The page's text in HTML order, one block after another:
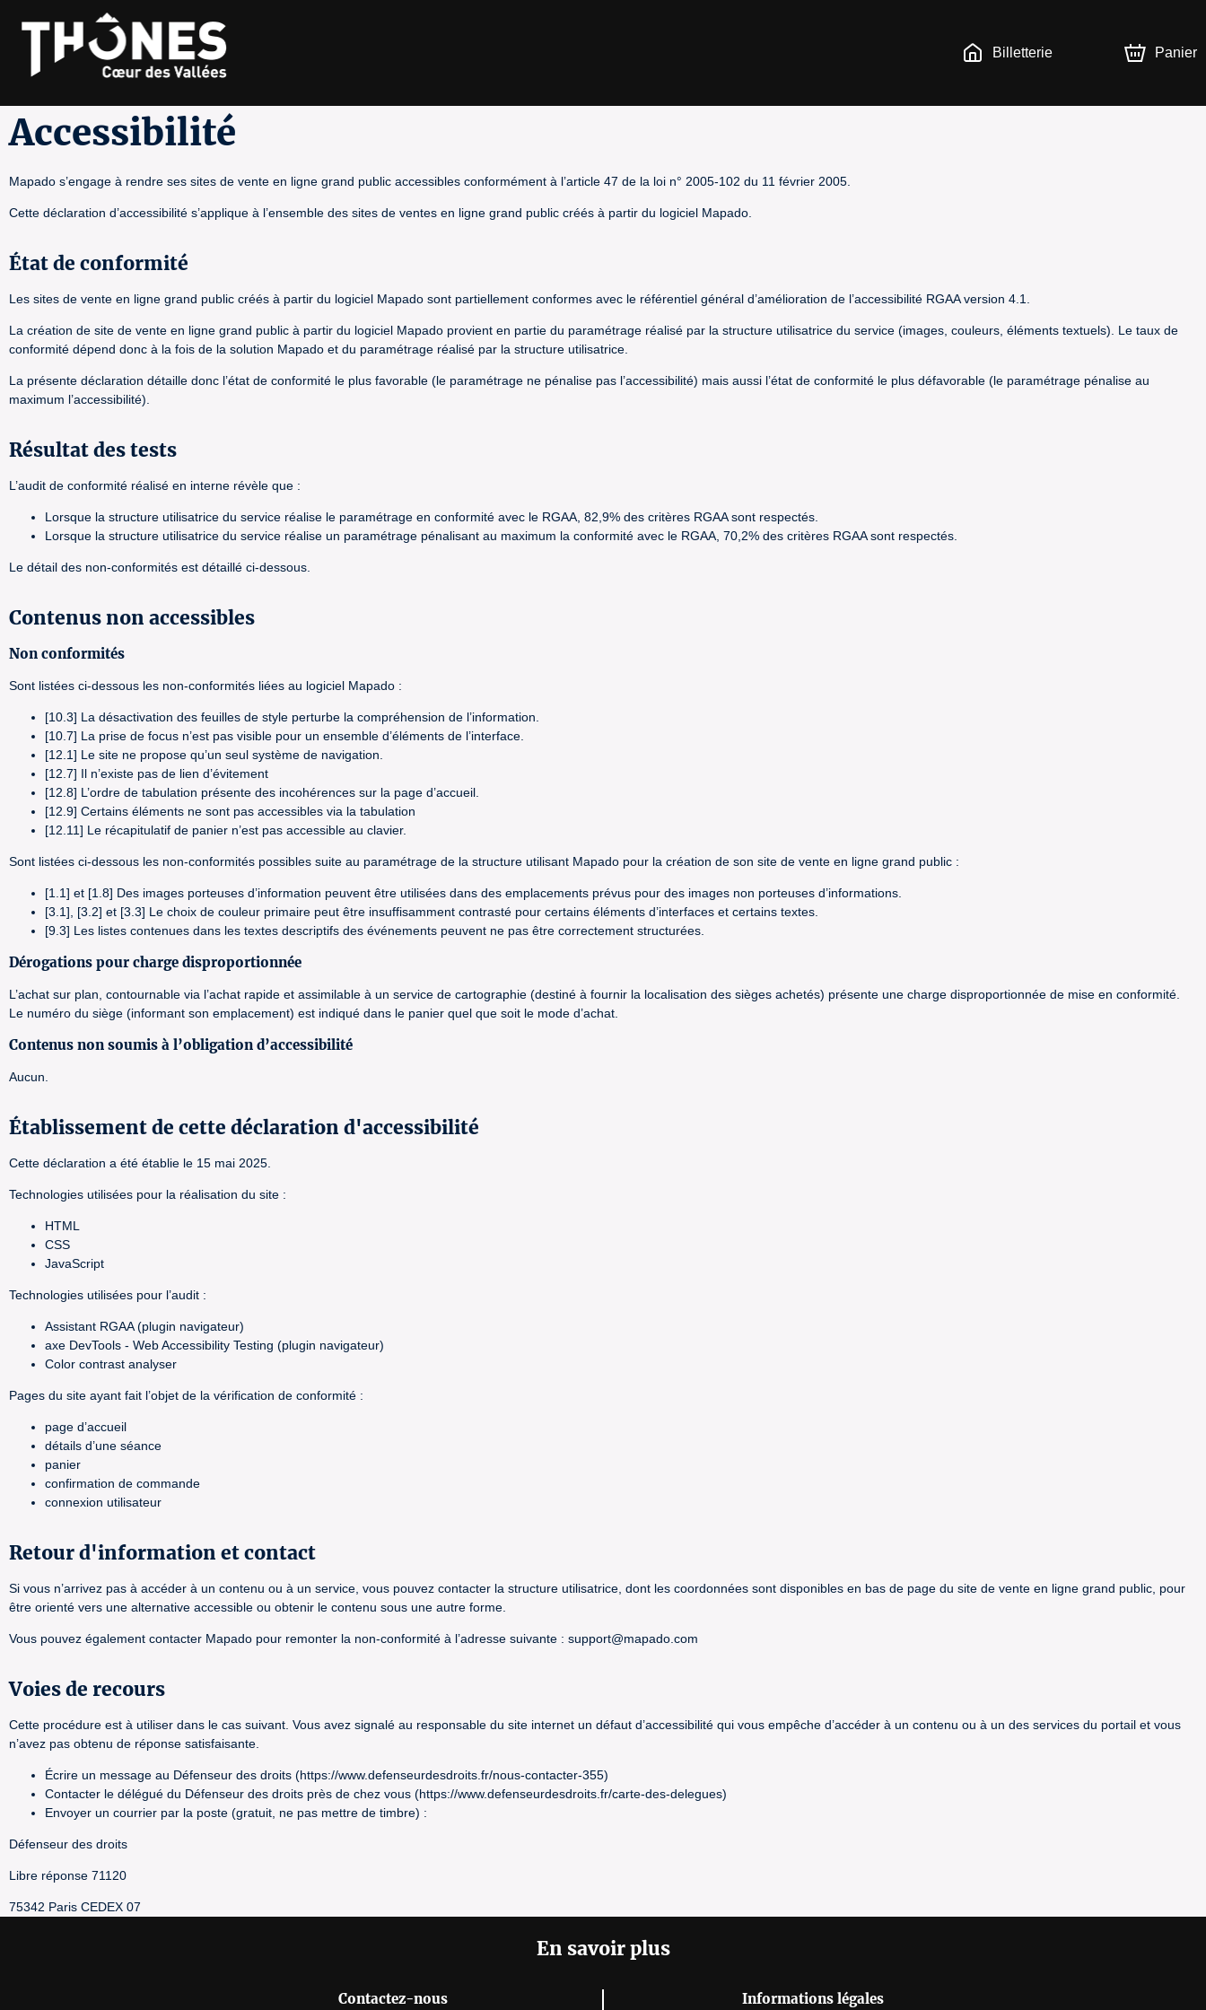
Billetterie Panier
Accessibilité
Mapado s’engage à rendre ses sites de vente en ligne grand public accessibles conformément à l’article 47 de la loi n° 2005-102 du 11 février 2005.
Cette déclaration d’accessibilité s’applique à l’ensemble des sites de ventes en ligne grand public créés à partir du logiciel Mapado.
État de conformité
Les sites de vente en ligne grand public créés à partir du logiciel Mapado sont partiellement conformes avec le référentiel général d’amélioration de l’accessibilité RGAA version 4.1.
La création de site de vente en ligne grand public à partir du logiciel Mapado provient en partie du paramétrage réalisé par la structure utilisatrice du service (images, couleurs, éléments textuels). Le taux de
conformité dépend donc à la fois de la solution Mapado et du paramétrage réalisé par la structure utilisatrice.
La présente déclaration détaille donc l’état de conformité le plus favorable (le paramétrage ne pénalise pas l’accessibilité) mais aussi l’état de conformité le plus défavorable (le paramétrage pénalise au
maximum l’accessibilité).
Résultat des tests
L’audit de conformité réalisé en interne révèle que :
Lorsque la structure utilisatrice du service réalise le paramétrage en conformité avec le RGAA, 82,9% des critères RGAA sont respectés.
Lorsque la structure utilisatrice du service réalise un paramétrage pénalisant au maximum la conformité avec le RGAA, 70,2% des critères RGAA sont respectés.
Le détail des non-conformités est détaillé ci-dessous.
Contenus non accessibles
Non conformités
Sont listées ci-dessous les non-conformités liées au logiciel Mapado :
[10.3] La désactivation des feuilles de style perturbe la compréhension de l’information.
[10.7] La prise de focus n’est pas visible pour un ensemble d’éléments de l’interface.
[12.1] Le site ne propose qu’un seul système de navigation.
[12.7] Il n’existe pas de lien d’évitement
[12.8] L’ordre de tabulation présente des incohérences sur la page d’accueil.
[12.9] Certains éléments ne sont pas accessibles via la tabulation
[12.11] Le récapitulatif de panier n’est pas accessible au clavier.
Sont listées ci-dessous les non-conformités possibles suite au paramétrage de la structure utilisant Mapado pour la création de son site de vente en ligne grand public :
[1.1] et [1.8] Des images porteuses d’information peuvent être utilisées dans des emplacements prévus pour des images non porteuses d’informations.
[3.1], [3.2] et [3.3] Le choix de couleur primaire peut être insuffisamment contrasté pour certains éléments d’interfaces et certains textes.
[9.3] Les listes contenues dans les textes descriptifs des événements peuvent ne pas être correctement structurées.
Dérogations pour charge disproportionnée
L’achat sur plan, contournable via l’achat rapide et assimilable à un service de cartographie (destiné à fournir la localisation des sièges achetés) présente une charge disproportionnée de mise en conformité.
Le numéro du siège (informant son emplacement) est indiqué dans le panier quel que soit le mode d’achat.
Contenus non soumis à l’obligation d’accessibilité
Aucun.
Établissement de cette déclaration d'accessibilité
Cette déclaration a été établie le 15 mai 2025.
Technologies utilisées pour la réalisation du site :
HTML
CSS
JavaScript
Technologies utilisées pour l’audit :
Assistant RGAA (plugin navigateur)
axe DevTools - Web Accessibility Testing (plugin navigateur)
Color contrast analyser
Pages du site ayant fait l’objet de la vérification de conformité :
page d’accueil
détails d’une séance
panier
confirmation de commande
connexion utilisateur
Retour d'information et contact
Si vous n’arrivez pas à accéder à un contenu ou à un service, vous pouvez contacter la structure utilisatrice, dont les coordonnées sont disponibles en bas de page du site de vente en ligne grand public, pour
être orienté vers une alternative accessible ou obtenir le contenu sous une autre forme.
Vous pouvez également contacter Mapado pour remonter la non-conformité à l’adresse suivante : support@mapado.com
Voies de recours
Cette procédure est à utiliser dans le cas suivant. Vous avez signalé au responsable du site internet un défaut d’accessibilité qui vous empêche d’accéder à un contenu ou à un des services du portail et vous
n’avez pas obtenu de réponse satisfaisante.
Écrire un message au Défenseur des droits (https://www.defenseurdesdroits.fr/nous-contacter-355)
Contacter le délégué du Défenseur des droits près de chez vous (https://www.defenseurdesdroits.fr/carte-des-delegues)
Envoyer un courrier par la poste (gratuit, ne pas mettre de timbre) :
Défenseur des droits
Libre réponse 71120
75342 Paris CEDEX 07
En savoir plus
Contactez-nous Informations légales